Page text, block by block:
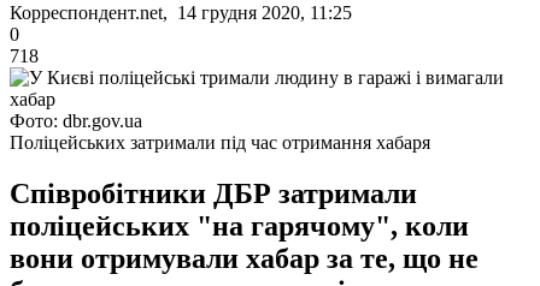
Корреспондент.net, 14 грудня 2020, 11:25
0
718
Фото: dbr.gov.ua
Поліцейських затримали під час отримання хабаря
Співробітники ДБР затримали
поліцейських "на гарячому", коли
вони отримували хабар за те, що не